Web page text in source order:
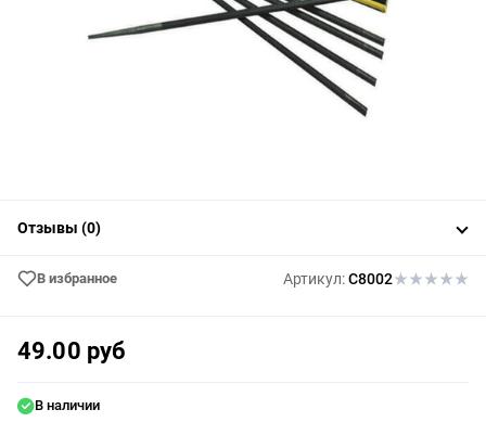
Отзывы (0)
В избранное Артикул:C8002
49.00 руб
В наличии